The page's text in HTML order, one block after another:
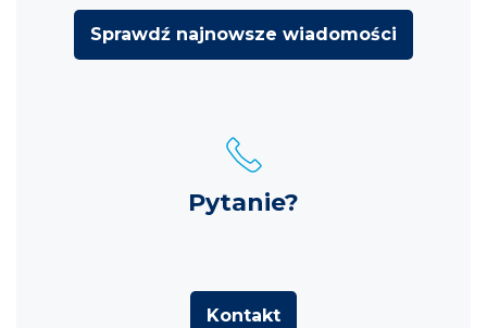
Sprawdź najnowsze wiadomości
Pytanie?
Kontakt